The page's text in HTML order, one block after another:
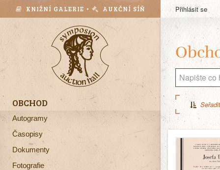
KNIŽNÍ GALERIE • AUKČNÍ SÍŇ
OBCHOD
Autogramy
Časopisy
Dokumenty
Fotografie
Přihlásit se
Seřadit